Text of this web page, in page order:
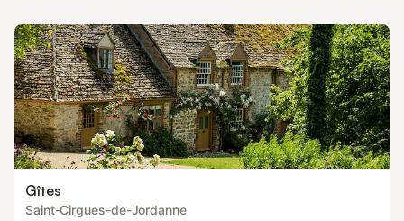
Gîtes
Saint-Cirgues-de-Jordanne